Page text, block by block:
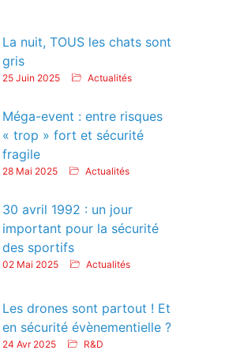
La nuit, TOUS les chats sont
gris
25 Juin 2025 Actualités
Méga-event : entre risques
« trop » fort et sécurité
fragile
28 Mai 2025 Actualités
30 avril 1992 : un jour
important pour la sécurité
des sportifs
02 Mai 2025 Actualités
Les drones sont partout ! Et
en sécurité évènementielle ?
24 Avr 2025 R&D